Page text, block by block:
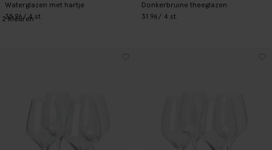
Waterglazen met hartje
35.96/ 4 st.
2Kleuren
Donkerbruine theeglazen
31.96/ 4 st.